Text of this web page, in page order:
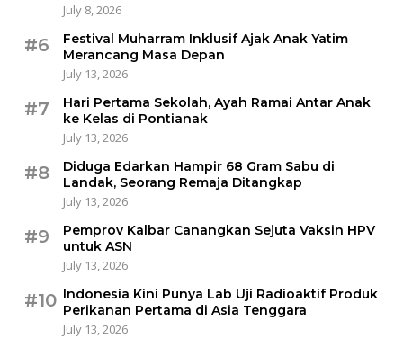
July 8, 2026
#6
Festival Muharram Inklusif Ajak Anak Yatim
Merancang Masa Depan
July 13, 2026
#7
Hari Pertama Sekolah, Ayah Ramai Antar Anak
ke Kelas di Pontianak
July 13, 2026
#8
Diduga Edarkan Hampir 68 Gram Sabu di
Landak, Seorang Remaja Ditangkap
July 13, 2026
#9
Pemprov Kalbar Canangkan Sejuta Vaksin HPV
untuk ASN
July 13, 2026
#10 Indonesia Kini Punya Lab Uji Radioaktif Produk
Perikanan Pertama di Asia Tenggara
July 13, 2026